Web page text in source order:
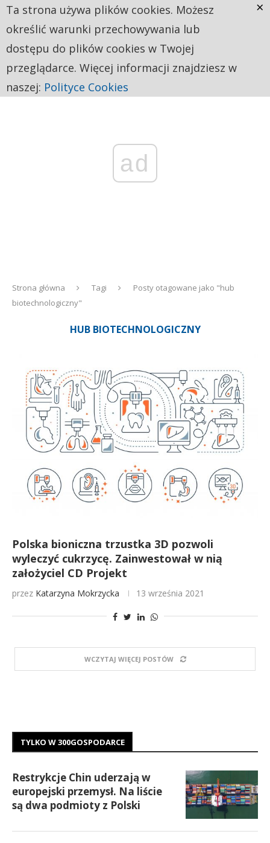
ad
Strona główna Tagi
Posty otagowane jako "hub
biotechnologiczny"
HUB BIOTECHNOLOGICZNY
Polska bioniczna trzustka 3D pozwoli
wyleczyć cukrzycę. Zainwestował w nią
założyciel CD Projekt
przez Katarzyna Mokrzycka 13 września 2021
WCZYTAJ WIĘCEJ POSTÓW
TYLKO W 300GOSPODARCE
Restrykcje Chin uderzają w
europejski przemysł. Na liście
są dwa podmioty z Polski
Ta strona używa plików cookies. Możesz
określić warunki przechowywania lub
dostępu do plików cookies w Twojej
przeglądarce. Więcej informacji znajdziesz w
naszej: Polityce Cookies
×